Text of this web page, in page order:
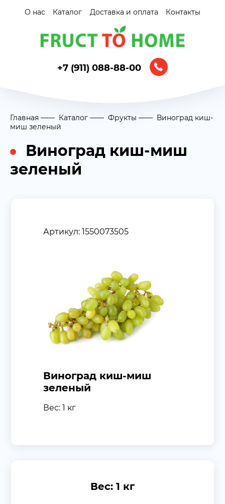
О нас Каталог Доставка и оплата Контакты
+7 (911) 088-88-00
Главная Каталог Фрукты
Виноград киш-
миш зеленый
Виноград киш-миш
зеленый
Артикул: 1550073505
Виноград киш-миш
зеленый
Вес: 1 кг
Вес: 1 кг